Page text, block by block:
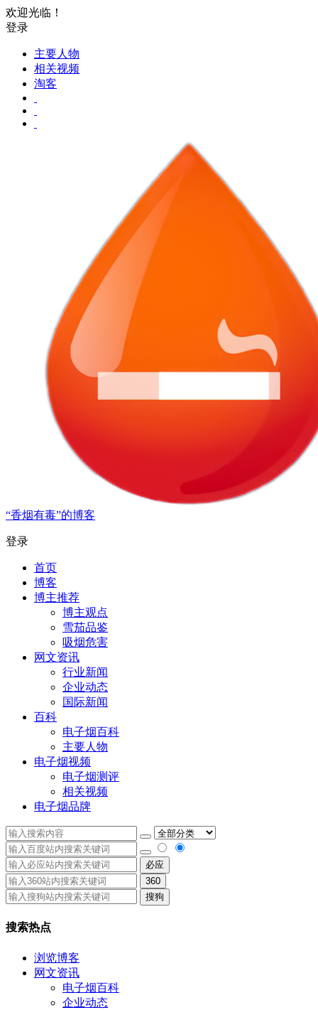
欢迎光临！
登录
主要人物
相关视频
淘客
“香烟有毒”的博客
登录
首页
博客
博主推荐
博主观点
雪茄品鉴
吸烟危害
网文资讯
行业新闻
企业动态
国际新闻
百科
电子烟百科
主要人物
电子烟视频
电子烟测评
相关视频
电子烟品牌
必应
360
搜狗
搜索热点
浏览博客
网文资讯
电子烟百科
企业动态